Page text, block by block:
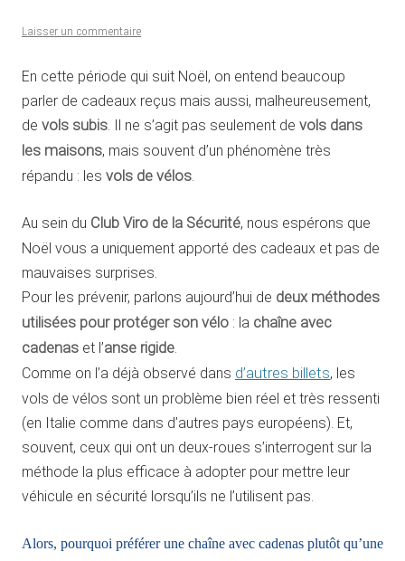
Laisser un commentaire
En cette période qui suit Noël, on entend beaucoup
parler de cadeaux reçus mais aussi, malheureusement,
de vols subis. Il ne s’agit pas seulement de vols dans
les maisons, mais souvent d’un phénomène très
répandu : les vols de vélos.
Au sein du Club Viro de la Sécurité, nous espérons que
Noël vous a uniquement apporté des cadeaux et pas de
mauvaises surprises.
Pour les prévenir, parlons aujourd’hui de deux méthodes
utilisées pour protéger son vélo : la chaîne avec
cadenas et l’anse rigide.
Comme on l’a déjà observé dans d’autres billets, les
vols de vélos sont un problème bien réel et très ressenti
(en Italie comme dans d’autres pays européens). Et,
souvent, ceux qui ont un deux-roues s’interrogent sur la
méthode la plus efficace à adopter pour mettre leur
véhicule en sécurité lorsqu’ils ne l’utilisent pas.
Alors, pourquoi préférer une chaîne avec cadenas plutôt qu’une